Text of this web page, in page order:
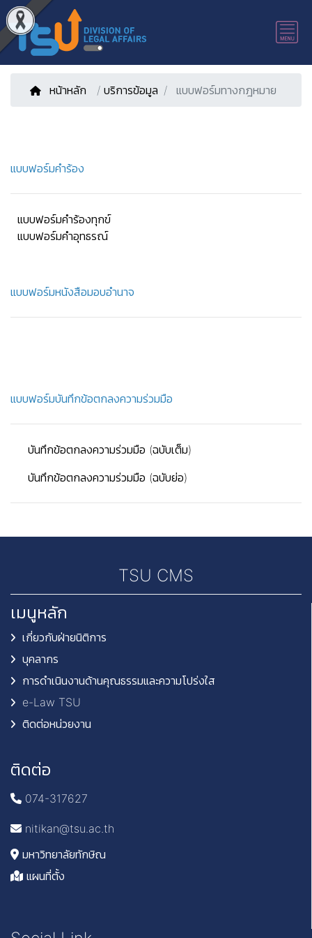
หน้าหลัก / บริการข้อมูล แบบฟอร์มทางกฎหมาย
แบบฟอร์มคำร้อง
แบบฟอร์มคำร้องทุกข์
แบบฟอร์มคำอุทธรณ์
แบบฟอร์มหนังสือมอบอำนาจ
แบบฟอร์มบันทึกข้อตกลงความร่วมมือ
บันทึกข้อตกลงความร่วมมือ (ฉบับเต็ม)
บันทึกข้อตกลงความร่วมมือ (ฉบับย่อ)
TSU CMS
เมนูหลัก
เกี่ยวกับฝ่ายนิติการ
บุคลากร
การดำเนินงานด้านคุณธรรมและความโปร่งใส
e-Law TSU
ติดต่อหน่วยงาน
ติดต่อ
074-317627
nitikan@tsu.ac.th
มหาวิทยาลัยทักษิณ
แผนที่ตั้ง